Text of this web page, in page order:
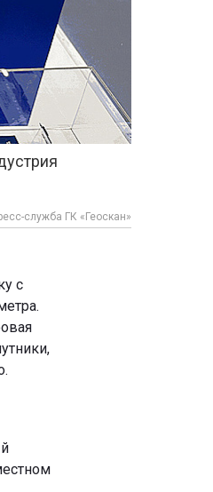
служба ГК «Геоскан»
с